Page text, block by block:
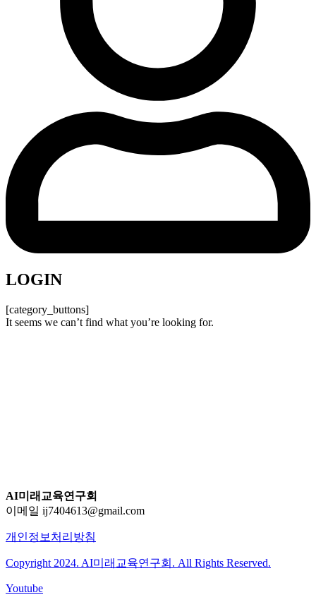
LOGIN
[category_buttons]
It seems we can’t find what you’re looking for.
AI미래교육연구회
이메일 ij7404613@gmail.com
개인정보처리방침
Copyright 2024. AI미래교육연구회. All Rights Reserved.
Youtube